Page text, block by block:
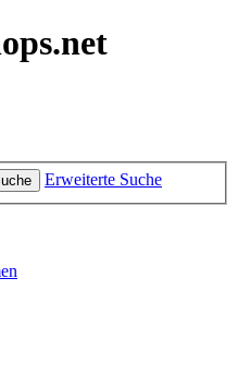
Erweiterte Suche